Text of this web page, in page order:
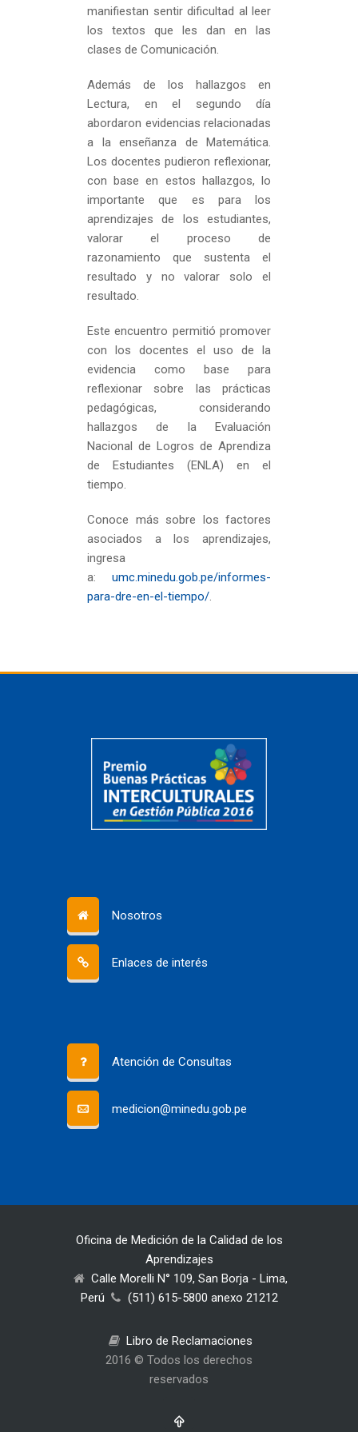
manifiestan sentir dificultad al leer
los textos que les dan en las
clases de Comunicación.
Además de los hallazgos en
Lectura, en el segundo día
abordaron evidencias relacionadas
a la enseñanza de Matemática.
Los docentes pudieron reflexionar,
con base en estos hallazgos, lo
importante que es para los
aprendizajes de los estudiantes,
valorar el proceso de
razonamiento que sustenta el
resultado y no valorar solo el
resultado.
Este encuentro permitió promover
con los docentes el uso de la
evidencia como base para
reflexionar sobre las prácticas
pedagógicas, considerando
hallazgos de la Evaluación
Nacional de Logros de Aprendiza
de Estudiantes (ENLA) en el
tiempo.
Conoce más sobre los factores
asociados a los aprendizajes,
ingresa
a: umc.minedu.gob.pe/informes-
para-dre-en-el-tiempo/.
Nosotros
Enlaces de interés
Atención de Consultas
medicion@minedu.gob.pe
Oficina de Medición de la Calidad de los
Aprendizajes
Calle Morelli N° 109, San Borja - Lima,
Perú
(511) 615-5800 anexo 21212
Libro de Reclamaciones
2016 © Todos los derechos
reservados